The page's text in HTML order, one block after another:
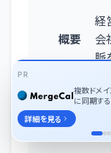
概要
経
会
脈
PR
複数ドメ
に同期す
詳細を見る